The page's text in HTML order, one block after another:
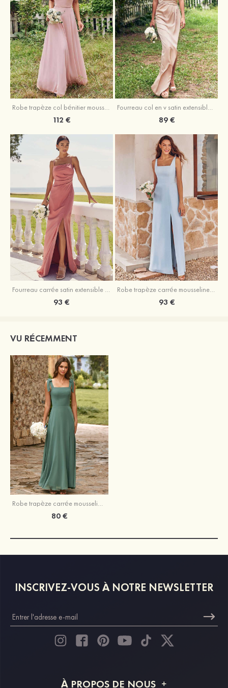
Robe trapèze col bénitier mousseline ras du sol robe de demoiselle d'honneur
112 €
Fourreau col en v satin extensible asymétrique robe de demoiselle d'honneur
89 €
93 € 93 €
VU RÉCEMMENT
Robe trapèze carrée mousseline longueur ras du sol robe de demoiselle d'honneur avec noeud papillon fendue
80 €
INSCRIVEZ-VOUS À NOTRE NEWSLETTER
À PROPOS DE NOUS